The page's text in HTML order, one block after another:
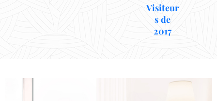
Visiteur
s de
2017